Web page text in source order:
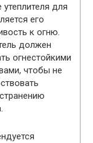
для
его
к огню.
должен
огнестойкими
чтобы не